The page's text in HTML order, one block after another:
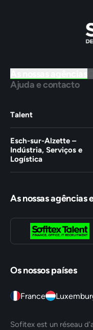
Ajuda e contacto
Talent
Esch-sur-Alzette –
Indústria, Serviços e
Logística
As nossas agências
Os nossos países
France
Sofitex est un réseau